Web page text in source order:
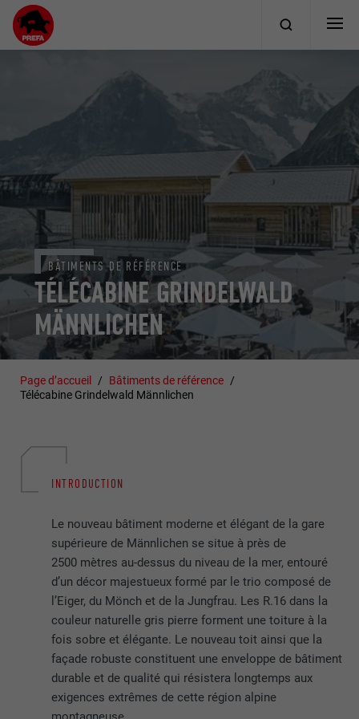
TÉLÉCABINE GRINDELWALD
MÄNNLICHEN
BÂTIMENTS DE RÉFÉRENCE
Page d’accueil
Bâtiments de référence
Télécabine Grindelwald Männlichen
INTRODUCTION
Le nouveau bâtiment moderne et élégant de la gare
supérieure de Männlichen se situe à près de
2500 mètres au-dessus du niveau de la mer, entouré
d’un décor majestueux formé par le trio composé de
l’Eiger, du Mönch et de la Jungfrau. Les R.16 dans la
couleur naturelle gris pierre forment une toiture à la
fois sobre et élégante. Le nouveau toit ainsi que la
façade robuste constituent une enveloppe de bâtiment
durable et de qualité qui résistera longtemps aux
exigences extrêmes de cette région alpine